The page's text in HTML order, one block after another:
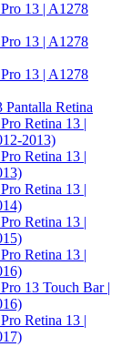
13 | A1278
13 | A1278
13 | A1278
Retina
Retina 13 |
2013)
Retina 13 |
Retina 13 |
Retina 13 |
Retina 13 |
13 Touch Bar |
Retina 13 |